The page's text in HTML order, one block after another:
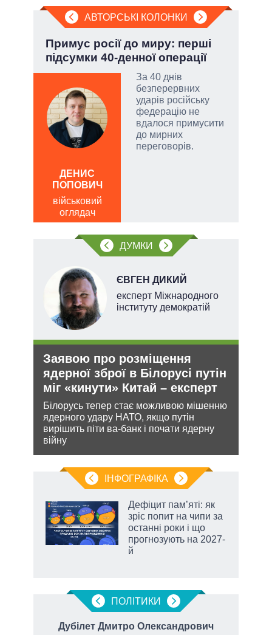
АВТОРСЬКІ КОЛОНКИ
Примус росії до миру: перші
підсумки 40-денної операції
За 40 днів
безперервних
ударів російську
федерацію не
вдалося примусити
до мирних
переговорів.
ДЕНИС
ПОПОВИЧ
військовий
оглядач
ДУМКИ
ЄВГЕН ДИКИЙ
експерт Міжнародного
інституту демократій
Заявою про розміщення
ядерної зброї в Білорусі путін
міг «кинути» Китай – експерт
Білорусь тепер стає можливою мішенню
ядерного удару НАТО, якщо путін
вирішить піти ва-банк і почати ядерну
війну
ІНФОГРАФІКА
Дефіцит пам’яті: як
зріс попит на чипи за
останні роки і що
прогнозують на 2027-
й
ПОЛIТИКИ
Дубілет Дмитро Олександрович